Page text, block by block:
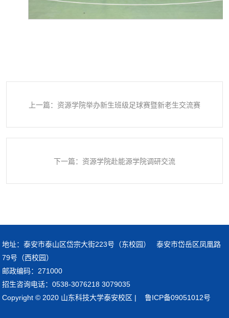
上一篇：资源学院举办新生班级足球赛暨新老生交流赛
下一篇：资源学院赴能源学院调研交流
地址：泰安市泰山区岱宗大街223号（东校园） 泰安市岱岳区凤凰路
79号（西校园）
邮政编码：271000
招生咨询电话：0538-3076218 3079035
Copyright © 2020 山东科技大学泰安校区 | 鲁ICP备09051012号